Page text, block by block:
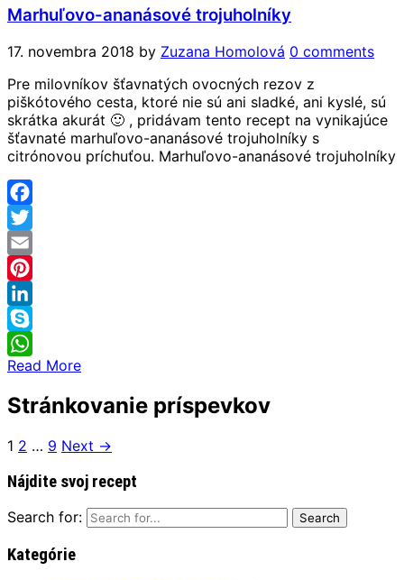
Marhuľovo-ananásové trojuholníky
17. novembra 2018 by Zuzana Homolová 0 comments
Pre milovníkov šťavnatých ovocných rezov z
piškótového cesta, ktoré nie sú ani sladké, ani kyslé, sú
skrátka akurát 🙂 , pridávam tento recept na vynikajúce
šťavnaté marhuľovo-ananásové trojuholníky s
citrónovou príchuťou. Marhuľovo-ananásové trojuholníky
Facebook
Twitter
Email
Pinterest
LinkedIn
Skype
WhatsApp
Read More
Stránkovanie príspevkov
1 2 … 9 Next →
Nájdite svoj recept
Search for:
Kategórie